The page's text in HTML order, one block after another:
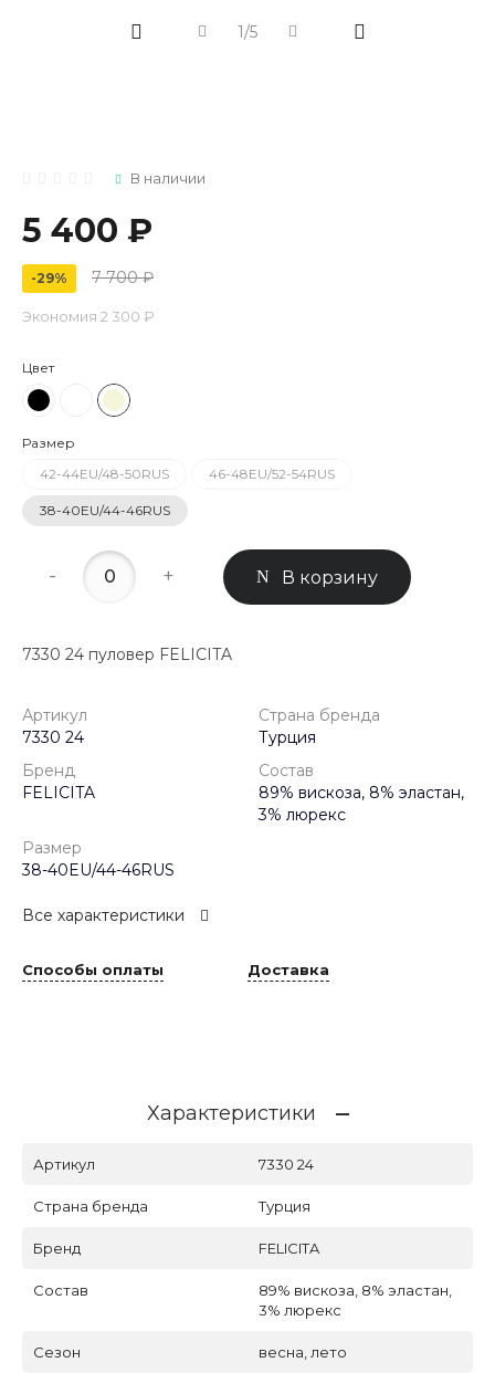
1/5
В наличии
5 400 ₽
-29% 7 700 ₽
Экономия 2 300 ₽
Цвет
Размер
42-44EU/48-50RUS
46-48EU/52-54RUS
38-40EU/44-46RUS
- + В корзину
7330 24 пуловер FELICITA
Артикул
7330 24
Страна бренда
Турция
Бренд
FELICITA
Состав
89% вискоза, 8% эластан,
3% люрекс
Размер
38-40EU/44-46RUS
Все характеристики
Способы оплаты Доставка
Характеристики
Артикул 7330 24
Страна бренда Турция
Бренд FELICITA
Состав
89% вискоза, 8% эластан,
3% люрекс
Сезон весна, лето